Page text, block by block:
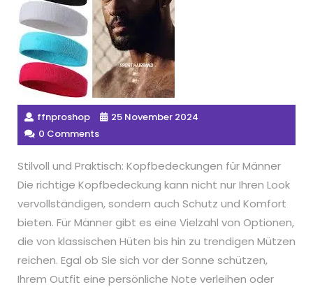
ffnproshop
25 November 2024
0 Comments
Stilvoll und Praktisch: Kopfbedeckungen für Männer
Die richtige Kopfbedeckung kann nicht nur Ihren Look
vervollständigen, sondern auch Schutz und Komfort
bieten. Für Männer gibt es eine Vielzahl von Optionen,
die von klassischen Hüten bis hin zu trendigen Mützen
reichen. Egal ob Sie sich vor der Sonne schützen,
Ihrem Outfit eine persönliche Note verleihen oder